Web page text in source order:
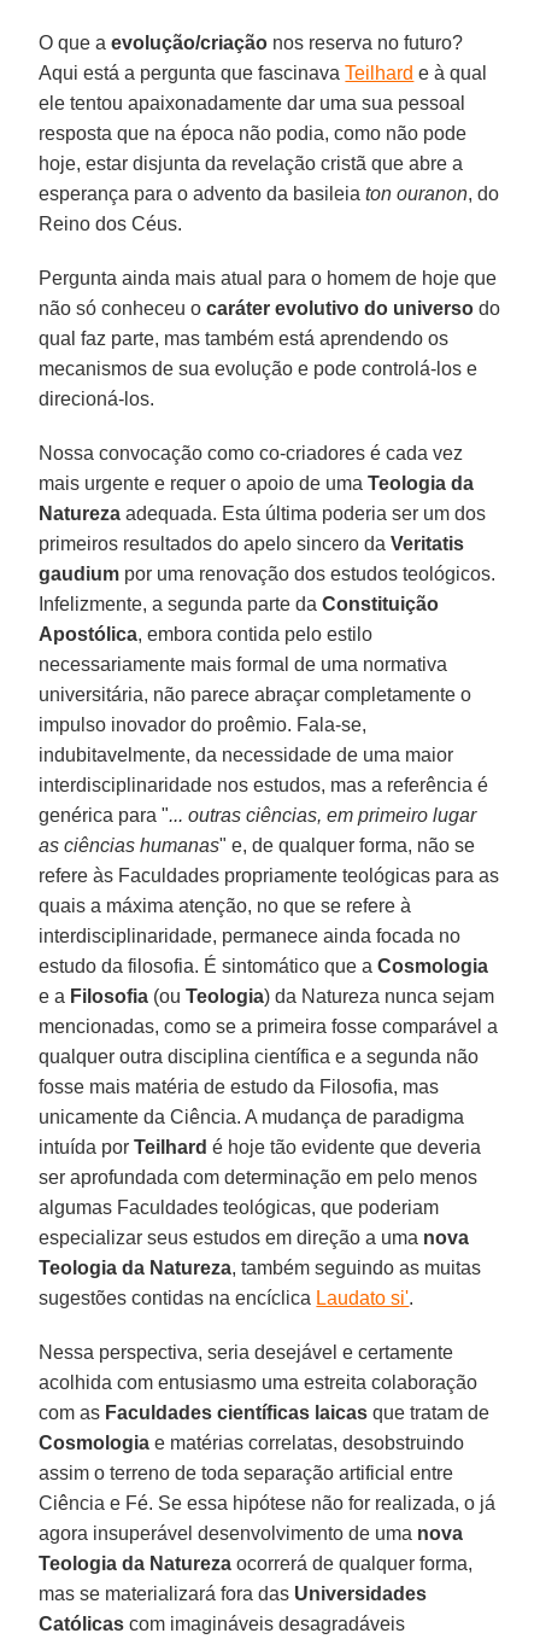
O que aevolução/criação nos reserva no futuro?
Aqui está a pergunta que fascinavaTeilhard e à qual
ele tentou apaixonadamente dar uma sua pessoal
resposta que na época não podia, como não pode
hoje, estar disjunta da revelação cristã que abre a
esperança para o advento da basileiaton ouranon, do
Reino dos Céus.
Pergunta ainda mais atual para o homem de hoje que
não só conheceu o caráter evolutivo do universo do
qual faz parte, mas também está aprendendo os
mecanismos de sua evolução e pode controlá-los e
direcioná-los.
Nossa convocação como co-criadores é cada vez
mais urgente e requer o apoio de umaTeologia da
Natureza adequada. Esta última poderia ser um dos
primeiros resultados do apelo sincero daVeritatis
gaudium por uma renovação dos estudos teológicos.
Infelizmente, a segunda parte daConstituição
Apostólica, embora contida pelo estilo
necessariamente mais formal de uma normativa
universitária, não parece abraçar completamente o
impulso inovador do proêmio. Fala-se,
indubitavelmente, da necessidade de uma maior
interdisciplinaridade nos estudos, mas a referência é
genérica para "... outras ciências, em primeiro lugar
as ciências humanas" e, de qualquer forma, não se
refere às Faculdades propriamente teológicas para as
quais a máxima atenção, no que se refere à
interdisciplinaridade, permanece ainda focada no
estudo da filosofia. É sintomático que aCosmologia
e a Filosofia (ouTeologia) da Natureza nunca sejam
mencionadas, como se a primeira fosse comparável a
qualquer outra disciplina científica e a segunda não
fosse mais matéria de estudo da Filosofia, mas
unicamente da Ciência. A mudança de paradigma
intuída porTeilhard é hoje tão evidente que deveria
ser aprofundada com determinação em pelo menos
algumas Faculdades teológicas, que poderiam
especializar seus estudos em direção a uma nova
Teologia da Natureza, também seguindo as muitas
sugestões contidas na encíclica Laudato si'.
Nessa perspectiva, seria desejável e certamente
acolhida com entusiasmo uma estreita colaboração
com as Faculdades científicas laicas que tratam de
Cosmologia e matérias correlatas, desobstruindo
assim o terreno de toda separação artificial entre
Ciência e Fé. Se essa hipótese não for realizada, o já
agora insuperável desenvolvimento de uma nova
Teologia da Natureza ocorrerá de qualquer forma,
mas se materializará fora das Universidades
Católicas com imagináveis desagradáveis